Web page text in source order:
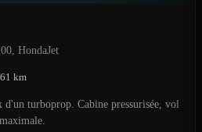
HondaJet
km
turboprop. Cabine pressurisée, vol